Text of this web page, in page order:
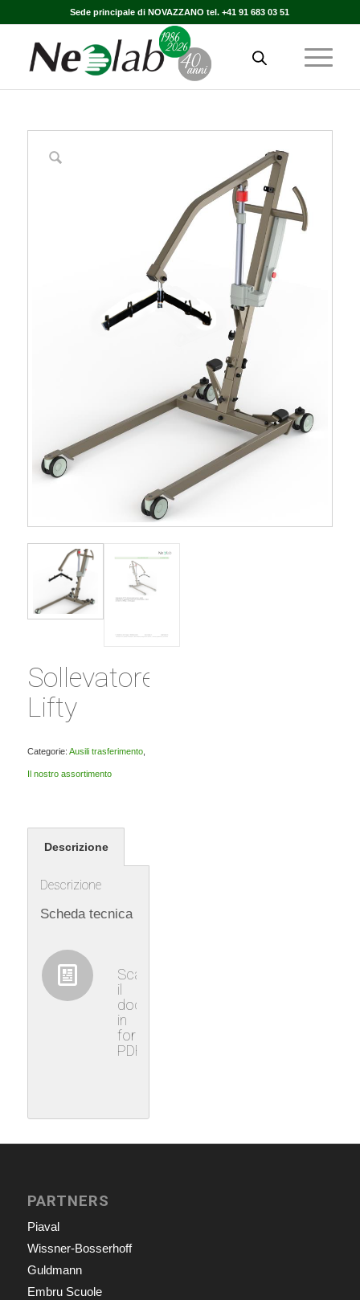
Sede principale di NOVAZZANO tel. +41 91 683 03 51
Sollevatore
Lifty
Categorie: Ausili trasferimento,
Il nostro assortimento
Descrizione
Descrizione
Scheda tecnica
Scaricare
il
documento
in
formato
PDF
PARTNERS
Piaval
Wissner-Bosserhoff
Guldmann
Embru Scuole